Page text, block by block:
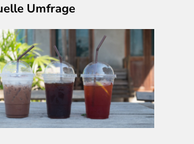
06/2025; neu: Fettstoffwechsel Komplex, ab
Umfrage